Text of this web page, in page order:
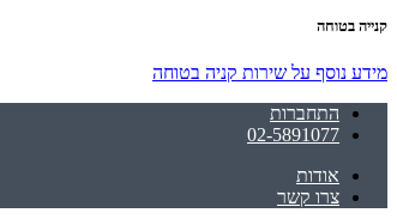
קנייה בטוחה
מידע נוסף על שירות קניה בטוחה
התחברות
02-5891077
אודות
צרו קשר